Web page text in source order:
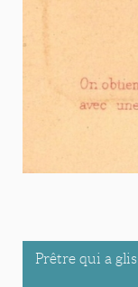
Prêtre qui a